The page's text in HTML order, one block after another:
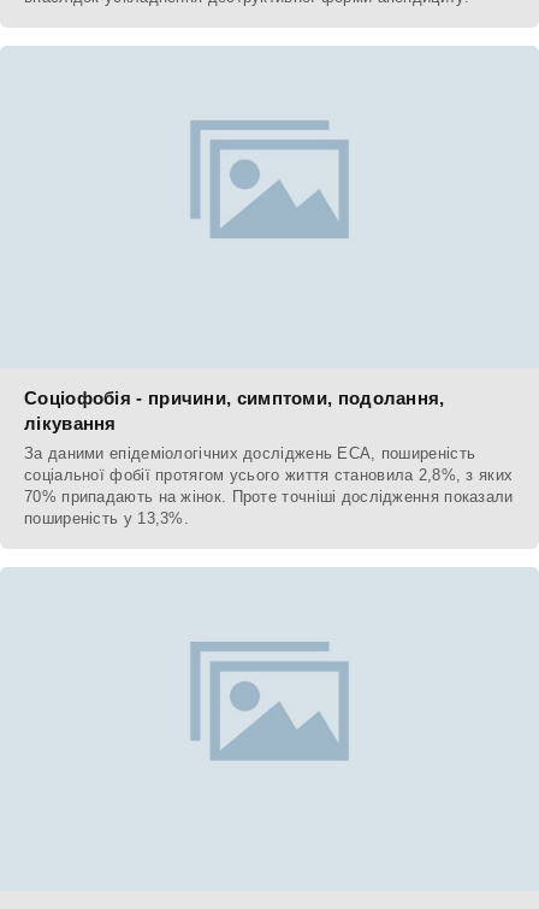
Соціофобія - причини, симптоми, подолання,
лікування
За даними епідеміологічних досліджень ECA, поширеність
соціальної фобії протягом усього життя становила 2,8%, з яких
70% припадають на жінок. Проте точніші дослідження показали
поширеність у 13,3%.